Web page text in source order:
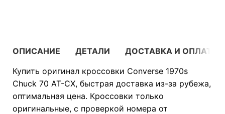
ОПИСАНИЕ ДЕТАЛИ
ДОСТАВКА И ОПЛАТА
Купить оригинал кроссовки Converse 1970s
Chuck 70 AT-CX, быстрая доставка из-за рубежа,
оптимальная цена. Кроссовки только
оригинальные, с проверкой номера от